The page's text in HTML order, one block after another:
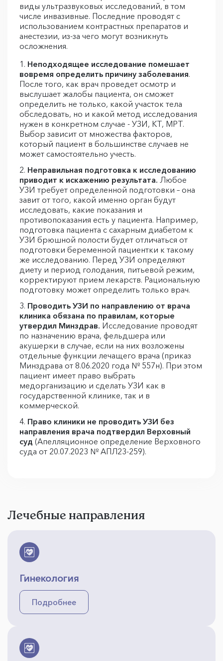
виды ультразвуковых исследований, в том
числе инвазивные. Последние проводят с
использованием контрастных препаратов и
анестезии, из-за чего могут возникнуть
осложнения.
Неподходящее исследование помешает
вовремя определить причину заболевания.
После того, как врач проведет осмотр и
выслушает жалобы пациента, он сможет
определить не только, какой участок тела
обследовать, но и какой метод исследования
нужен в конкретном случае - УЗИ, КТ, МРТ.
Выбор зависит от множества факторов,
который пациент в большинстве случаев не
может самостоятельно учесть.
Неправильная подготовка к исследованию
приводит к искажению результата. Любое
УЗИ требует определенной подготовки – она
завит от того, какой именно орган будут
исследовать, какие показания и
противопоказания есть у пациента. Например,
подготовка пациента с сахарным диабетом к
УЗИ брюшной полости будет отличаться от
подготовки беременной пациентки к такому
же исследованию. Перед УЗИ определяют
диету и период голодания, питьевой режим,
корректируют прием лекарств. Рациональную
подготовку может определить только врач.
Проводить УЗИ по направлению от врача
клиника обязана по правилам, которые
утвердил Минздрав. Исследование проводят
по назначению врача, фельдшера или
акушерки в случае, если на них возложены
отдельные функции лечащего врача (приказ
Минздрава от 8.06.2020 года № 557н). При этом
пациент имеет право выбрать
медорганизацию и сделать УЗИ как в
государственной клинике, так и в
коммерческой.
Право клиники не проводить УЗИ без
направления врача подтвердил Верховный
суд (Апелляционное определение Верховного
суда от 20.07.2023 № АПЛ23-259).
Лечебные направления
Гинекология
Подробнее